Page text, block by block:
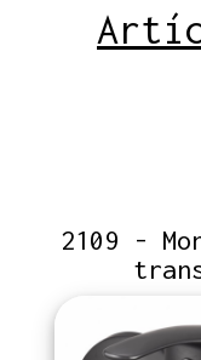
2109 -